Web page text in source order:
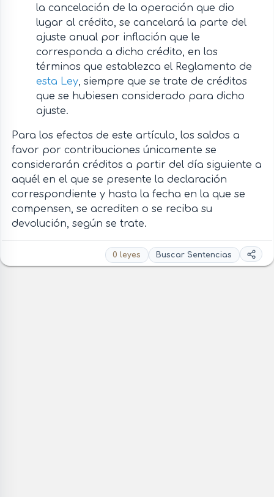
la cancelación de la operación que dio
lugar al crédito, se cancelará la parte del
ajuste anual por inflación que le
corresponda a dicho crédito, en los
términos que establezca el Reglamento de
esta Ley, siempre que se trate de créditos
que se hubiesen considerado para dicho
ajuste.
Para los efectos de este artículo, los saldos a
favor por contribuciones únicamente se
considerarán créditos a partir del día siguiente a
aquél en el que se presente la declaración
correspondiente y hasta la fecha en la que se
compensen, se acrediten o se reciba su
devolución, según se trate.
0 leyes Buscar Sentencias